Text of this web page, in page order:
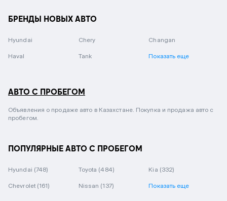
БРЕНДЫ НОВЫХ АВТО
Hyundai Chery Changan
Haval Tank Показать еще
АВТО С ПРОБЕГОМ
Объявления о продаже авто в Казахстане. Покупка и продажа авто с
пробегом.
ПОПУЛЯРНЫЕ АВТО С ПРОБЕГОМ
Hyundai (748) Toyota (484) Kia (332)
Chevrolet (161) Nissan (137) Показать еще